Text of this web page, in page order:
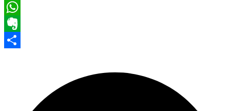
Pinterest
WhatsApp
Evernote